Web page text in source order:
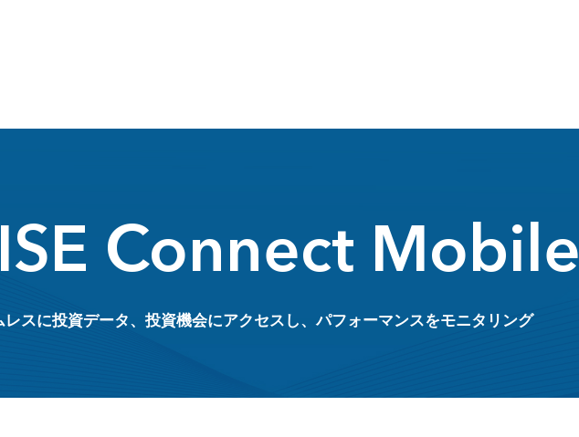
Connect Mobile
レスに投資データ、投資機会にアクセスし、パフォーマンスをモニタリング